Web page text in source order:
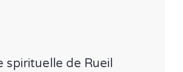
spirituelle de Rueil